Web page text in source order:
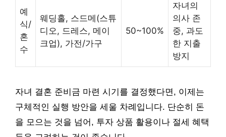
예
식/
혼
수
웨딩홀, 스드메(스튜
디오, 드레스, 메이
크업), 가전/가구
50~100%
자녀의
의사 존
중, 과도
한 지출
방지
자녀 결혼 준비금 마련 시기를 결정했다면, 이제는
구체적인 실행 방안을 세울 차례입니다. 단순히 돈
을 모으는 것을 넘어, 투자 상품 활용이나 절세 혜택